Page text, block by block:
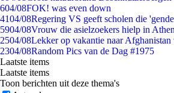
604/08FOK! was even down
4104/08Regering VS geeft scholen die
5904/08Vrouw die asielzoekers hielp in
2504/08Lekker op vakantie naar
2304/08Random Pics van de Dag #1975
Laatste items
Laatste items
Toon berichten uit deze thema's